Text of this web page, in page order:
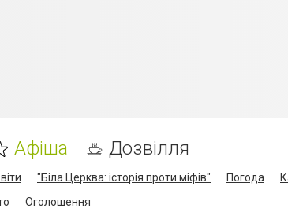
Афіша Дозвілля
"Біла Церква: історія проти міфів" Погода
Оголошення